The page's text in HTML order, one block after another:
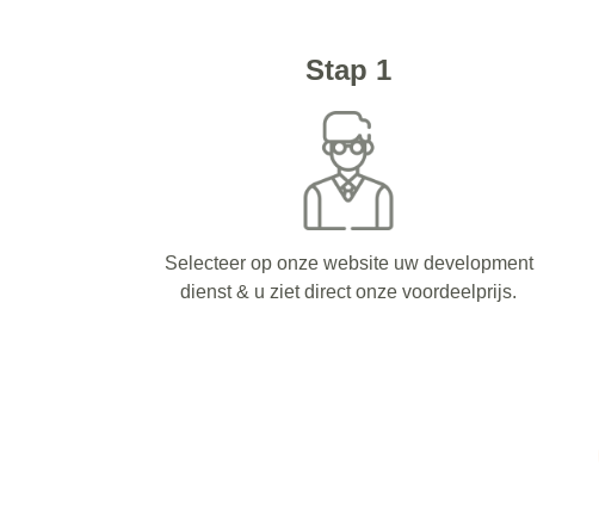
Stap 1
Selecteer op onze website uw development
dienst & u ziet direct onze voordeelprijs.